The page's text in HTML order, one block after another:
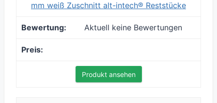
mm weiß Zuschnitt alt-intech® Reststücke
Aktuell keine Bewertungen
Produkt ansehen